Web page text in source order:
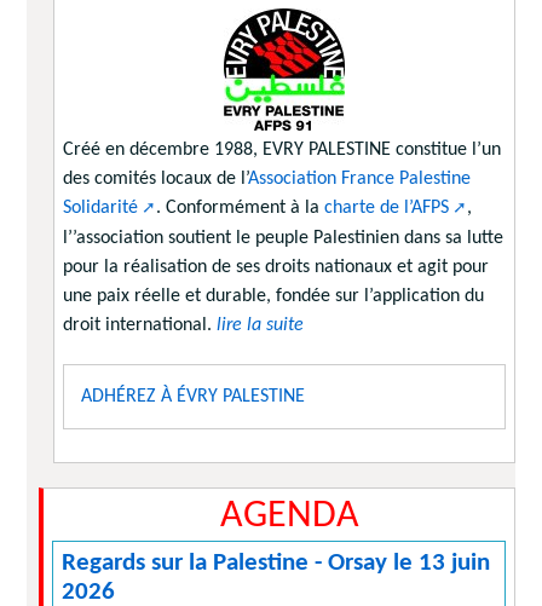
Créé en décembre 1988, EVRY PALESTINE constitue l’un
des comités locaux de l’Association France Palestine
Solidarité
. Conformément à la charte de l’AFPS
,
l’’association soutient le peuple Palestinien dans sa lutte
pour la réalisation de ses droits nationaux et agit pour
une paix réelle et durable, fondée sur l’application du
droit international. lire la suite
ADHÉREZ À ÉVRY PALESTINE
AGENDA
Regards sur la Palestine - Orsay le 13 juin
2026